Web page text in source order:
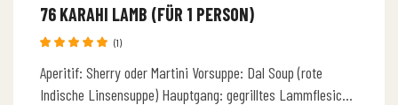
76 KARAHI LAMB (FÜR 1 PERSON)
mit5.00
von 5
(1)
Aperitif: Sherry oder Martini Vorsuppe: Dal Soup (rote
Indische Linsensuppe) Hauptgang: gegrilltes Lammflesich